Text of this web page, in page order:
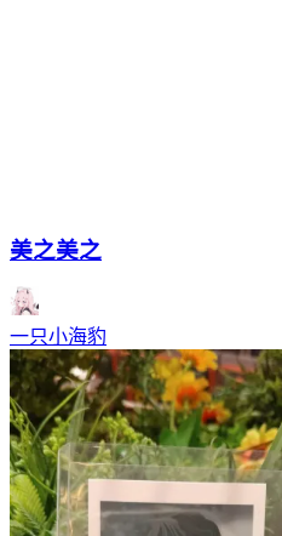
美之美之
一只小海豹